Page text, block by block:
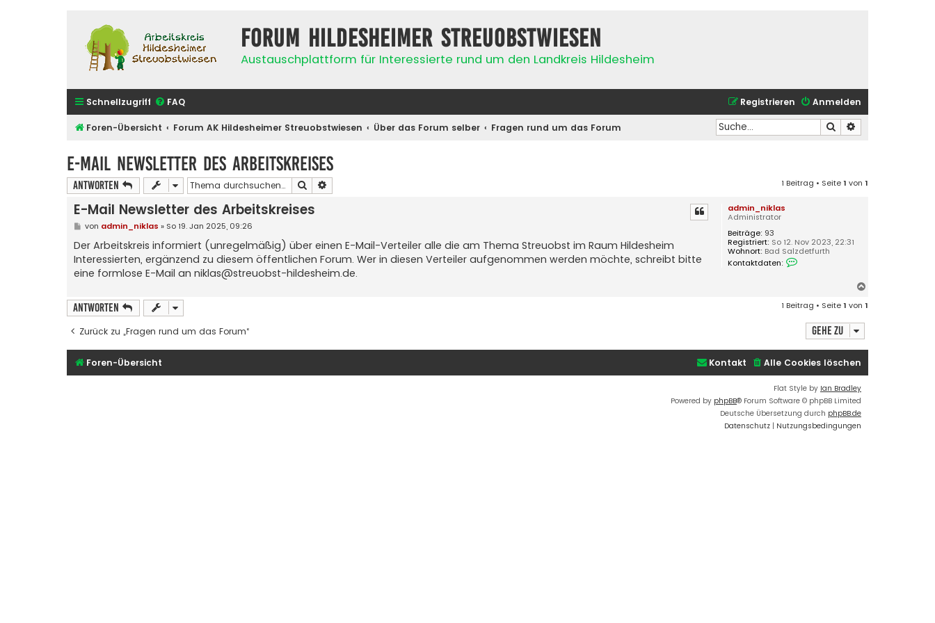
Forum Hildesheimer Streuobstwiesen
Austauschplattform für Interessierte rund um den Landkreis Hildesheim
Schnellzugriff FAQ Anmelden
Registrieren
Foren-Übersicht Forum AK Hildesheimer Streuobstwiesen Über das Forum selber Fragen rund um das Forum Suche
E-Mail Newsletter des Arbeitskreises
Antworten Suche 1 Beitrag • Seite1 von 1
admin_niklas
Administrator
Beiträge: 93
Registriert: So 12. Nov 2023, 22:31
Wohnort: Bad Salzdetfurth
Kontaktdaten:
k
e
n
v
o
n
d
m
i
n
E-Mail Newsletter des Arbeitskreises
B
i
t
r
a
g
von admin_niklas » So 19. Jan 2025, 09:26
Der Arbeitskreis informiert (unregelmäßig) über einen E-Mail-Verteiler alle die am Thema Streuobst im Raum Hildesheim
Interessierten, ergänzend zu diesem öffentlichen Forum. Wer in diesen Verteiler aufgenommen werden möchte, schreibt bitte
eine formlose E-Mail an niklas@streuobst-hildesheim.de.
b
n
Antworten 1 Beitrag • Seite1 von 1
Zurück zu „Fragen rund um das Forum“ Gehe zu
Foren-Übersicht Alle Cookies löschen
Kontakt
Flat Style by Ian Bradley
Powered by phpBB® Forum Software © phpBB Limited
Deutsche Übersetzung durch phpBB.de
Datenschutz | Nutzungsbedingungen